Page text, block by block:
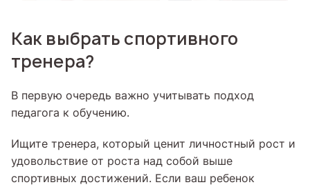
Как выбрать спортивного
тренера?
В первую очередь важно учитывать подход
педагога к обучению.
Ищите тренера, который ценит личностный рост и
удовольствие от роста над собой выше
спортивных достижений. Если ваш ребенок